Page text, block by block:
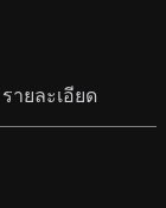
รายละเอียด